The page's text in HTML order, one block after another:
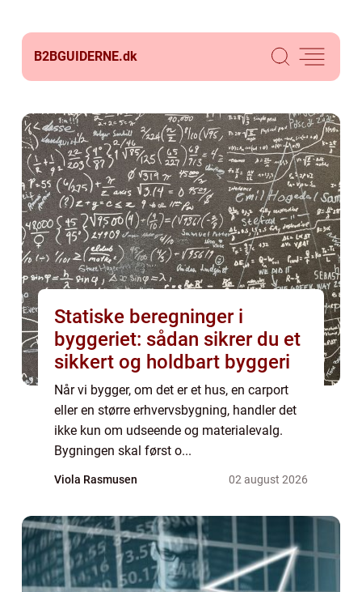
B2BGUIDERNE.dk
Statiske beregninger i
byggeriet: sådan sikrer du et
sikkert og holdbart byggeri
Når vi bygger, om det er et hus, en carport
eller en større erhvervsbygning, handler det
ikke kun om udseende og materialevalg.
Bygningen skal først o...
Viola Rasmusen 02 august 2026